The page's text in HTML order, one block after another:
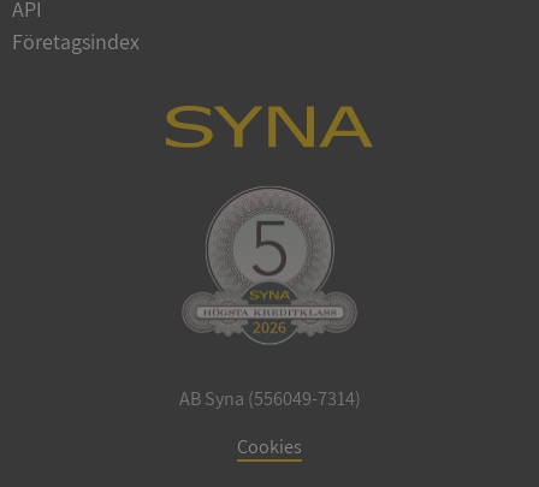
API
Företagsindex
AB Syna (556049-7314)
Cookies
ASP.NET_SessionId
Microsoft
Corporation
de.syna.se